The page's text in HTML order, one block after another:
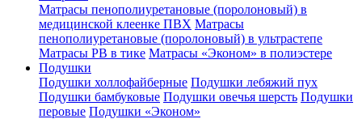
Матрасы пенополиуретановые (поролоновый) в
медицинской клеенке ПВХ Матрасы
пенополиуретановые (поролоновый) в ультрастепе
Матрасы РВ в тике Матрасы «Эконом» в полиэстере
Подушки
Подушки холлофайберные Подушки лебяжий пух
Подушки бамбуковые Подушки овечья шерсть Подушки
перовые Подушки «Эконом»